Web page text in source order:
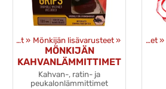
Lisävarusteet ‪» Mönkijän lisävarusteet ‪»
MÖNKIJÄN
KAHVANLÄMMITTIMET
Kahvan-, ratin- ja
peukalonlämmittimet
Tuotteet ‪»